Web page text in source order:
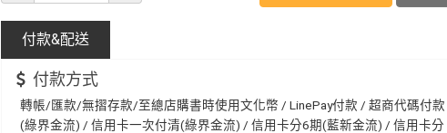
付款&配送
付款方式
轉帳/匯款/無摺存款/至總店購書時使用文化幣 / LinePay付款 / 超商代碼付款
(綠界金流) / 信用卡一次付清(綠界金流) / 信用卡分6期(藍新金流) / 信用卡分